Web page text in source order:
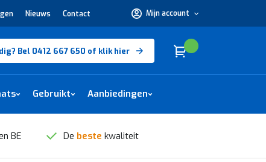
Nieuws Contact Mijn account
nodig?
Bel 0412 667 650 of klik hier Winkelwagen
Cart
Gebruikt Aanbiedingen
BE De beste kwaliteit